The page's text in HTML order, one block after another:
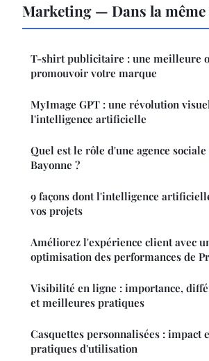
Marketing — Dans la
T-shirt publicitaire : une meilleure
promouvoir votre marque
MyImage GPT : une révolution
l'intelligence artificielle
Quel est le rôle d'une agence
Bayonne ?
9 façons dont l'intelligence
vos projets
Améliorez l'expérience client avec
optimisation des performances de
Visibilité en ligne : importance,
et meilleures pratiques
Casquettes personnalisées : impact
pratiques d'utilisation